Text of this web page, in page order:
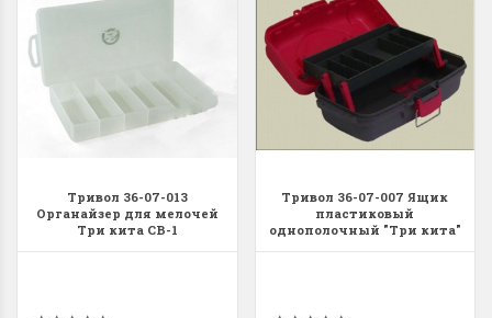
Тривол 36-07-013
Органайзер для мелочей
Три кита СВ-1
Тривол 36-07-007 Ящик
пластиковый
однополочный "Три кита"